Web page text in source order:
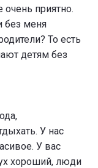
очень приятно.
без меня
То есть
детям без
У нас
У вас
хороший, люди